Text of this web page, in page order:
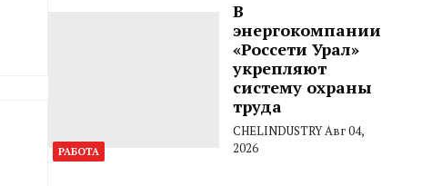
РАБОТА
В
энергокомпании
«Россети Урал»
укрепляют
систему охраны
труда
CHELINDUSTRYАвг 04,
2026